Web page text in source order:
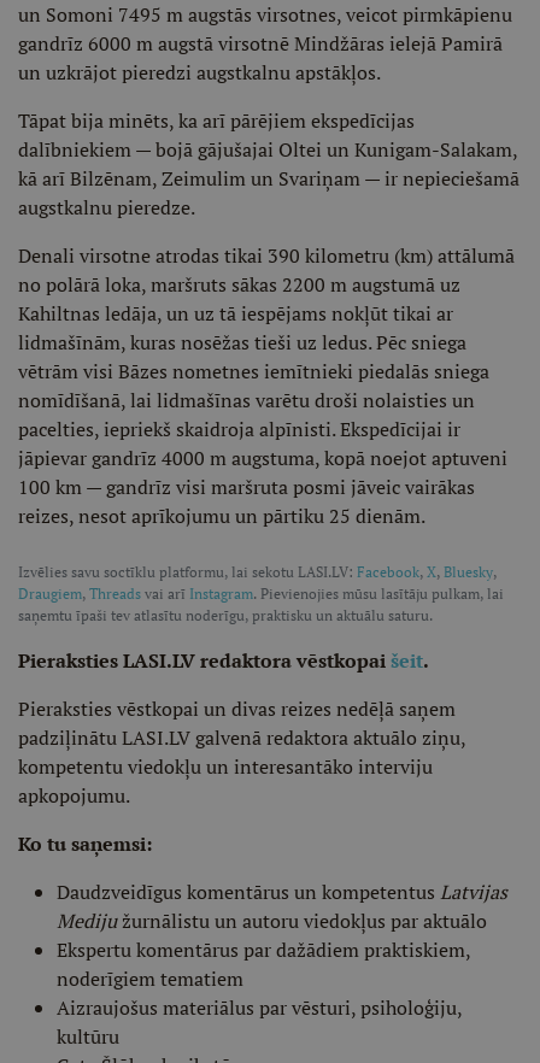
un Somoni 7495 m augstās virsotnes, veicot pirmkāpienu
gandrīz 6000 m augstā virsotnē Mindžāras ielejā Pamirā
un uzkrājot pieredzi augstkalnu apstākļos.
Tāpat bija minēts, ka arī pārējiem ekspedīcijas
dalībniekiem — bojā gājušajai Oltei un Kunigam-Salakam,
kā arī Bilzēnam, Zeimulim un Svariņam — ir nepieciešamā
augstkalnu pieredze.
Denali virsotne atrodas tikai 390 kilometru (km) attālumā
no polārā loka, maršruts sākas 2200 m augstumā uz
Kahiltnas ledāja, un uz tā iespējams nokļūt tikai ar
lidmašīnām, kuras nosēžas tieši uz ledus. Pēc sniega
vētrām visi Bāzes nometnes iemītnieki piedalās sniega
nomīdīšanā, lai lidmašīnas varētu droši nolaisties un
pacelties, iepriekš skaidroja alpīnisti. Ekspedīcijai ir
jāpievar gandrīz 4000 m augstuma, kopā noejot aptuveni
100 km — gandrīz visi maršruta posmi jāveic vairākas
reizes, nesot aprīkojumu un pārtiku 25 dienām.
Izvēlies savu soctīklu platformu, lai sekotu LASI.LV: Facebook, X, Bluesky,
Draugiem, Threads vai arī Instagram. Pievienojies mūsu lasītāju pulkam, lai
saņemtu īpaši tev atlasītu noderīgu, praktisku un aktuālu saturu.
Pieraksties LASI.LV redaktora vēstkopaišeit.
Pieraksties vēstkopai un divas reizes nedēļā saņem
padziļinātu LASI.LV galvenā redaktora aktuālo ziņu,
kompetentu viedokļu un interesantāko interviju
apkopojumu.
Ko tu saņemsi:
Daudzveidīgus komentārus un kompetentus Latvijas
Medijužurnālistu un autoru viedokļus par aktuālo
Ekspertu komentārus par dažādiem praktiskiem,
noderīgiem tematiem
Aizraujošus materiālus par vēsturi, psiholoģiju,
kultūru